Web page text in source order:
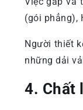
(gói phẳng),
Người thiết
những dải
4. Chất